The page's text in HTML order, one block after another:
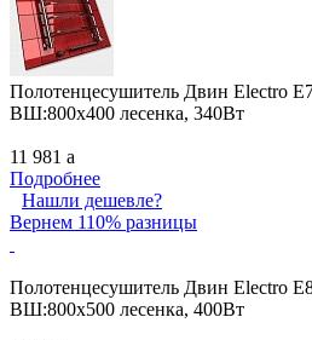
Полотенцесушитель Двин Electro
ВШ:800х400 лесенка, 340Вт
11 981 a
Подробнее
Нашли дешевле?
Вернем 110% разницы
Полотенцесушитель Двин Electro
ВШ:800х500 лесенка, 400Вт